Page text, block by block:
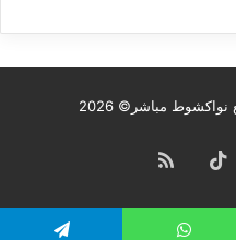
مباشر© 2026
TikTokملخص
الموقع